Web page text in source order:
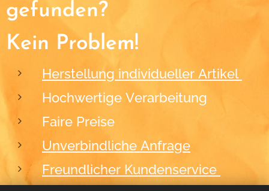
gefunden?
Kein Problem!
Herstellung individueller Artikel
Hochwertige Verarbeitung
Faire Preise
Unverbindliche Anfrage
Freundlicher Kundenservice